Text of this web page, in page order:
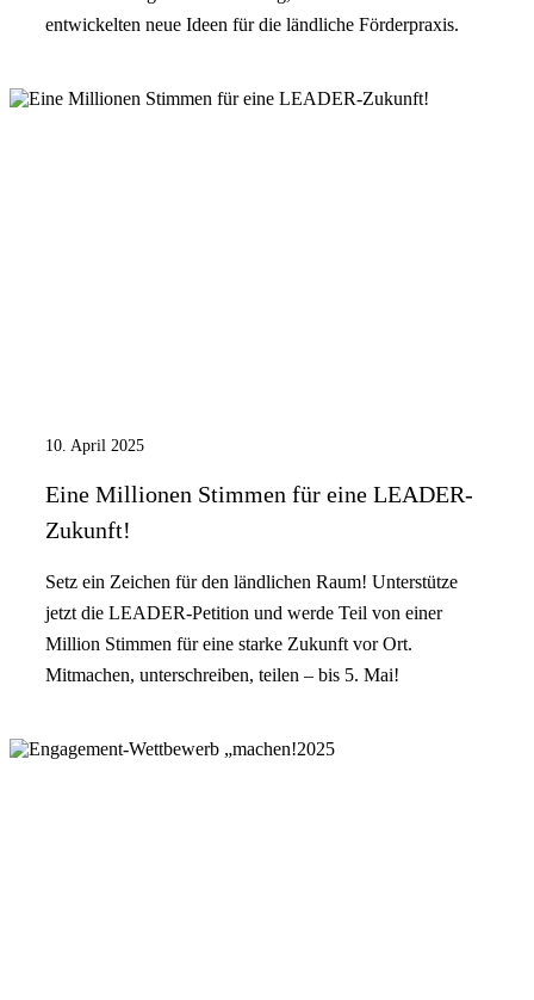
entwickelten neue Ideen für die ländliche Förderpraxis.
10. April 2025
Eine Millionen Stimmen für eine LEADER-
Zukunft!
Setz ein Zeichen für den ländlichen Raum! Unterstütze
jetzt die LEADER-Petition und werde Teil von einer
Million Stimmen für eine starke Zukunft vor Ort.
Mitmachen, unterschreiben, teilen – bis 5. Mai!